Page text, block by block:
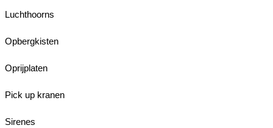
Luchthoorns
Opbergkisten
Oprijplaten
Pick up kranen
Sirenes